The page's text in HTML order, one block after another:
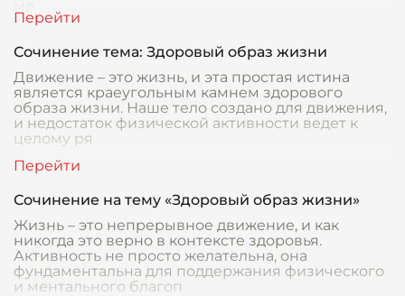
Сочинение тема: Здоровый образ жизни
Движение – это жизнь, и эта простая истина
является краеугольным камнем здорового
образа жизни. Наше тело создано для движения,
и недостаток физической активности ведет к
целому ря
Сочинение на тему «Здоровый образ жизни»
Жизнь – это непрерывное движение, и как
никогда это верно в контексте здоровья.
Активность не просто желательна, она
фундаментальна для поддержания физического
и ментального благоп